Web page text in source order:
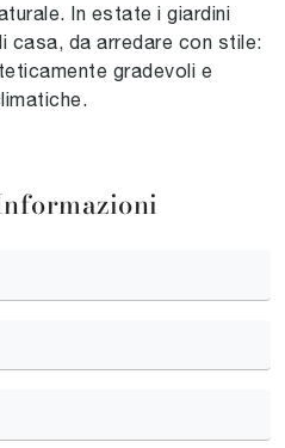
In estate i giardini
casa, da arredare con stile:
gradevoli e